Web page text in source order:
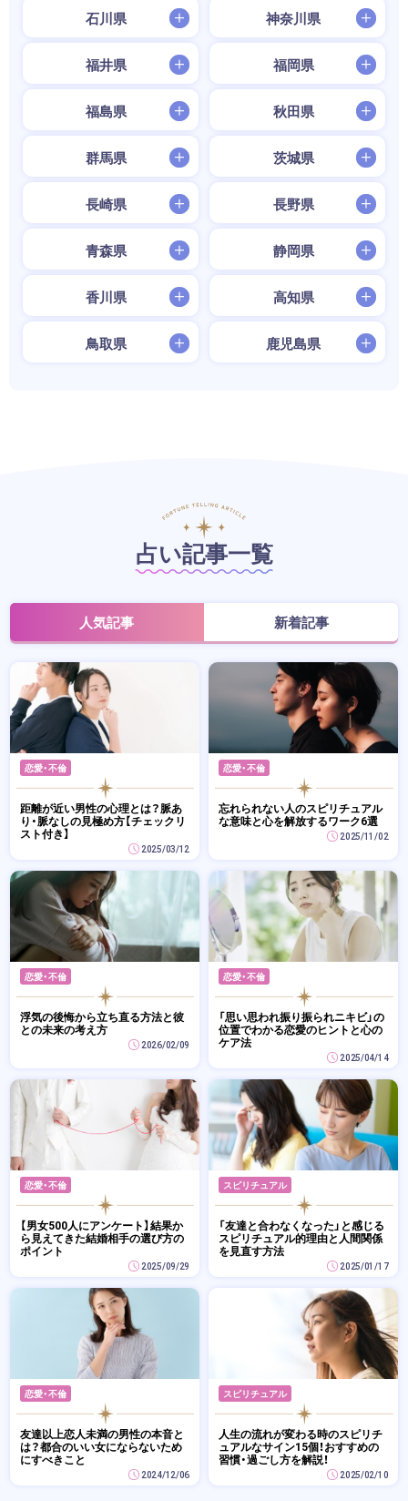
石川県 神奈川県
福井県 福岡県
福島県 秋田県
群馬県 茨城県
長崎県 長野県
青森県 静岡県
香川県 高知県
鳥取県 鹿児島県
占い記事一覧
人気記事 新着記事
恋愛・不倫
距離が近い男性の心理とは？脈あ
り・脈なしの見極め方【チェックリ
スト付き】
2025/03/12
恋愛・不倫
忘れられない人のスピリチュアル
な意味と心を解放するワーク6選
2025/11/02
恋愛・不倫
浮気の後悔から立ち直る方法と彼
との未来の考え方
2026/02/09
恋愛・不倫
「思い思われ振り振られニキビ」の
位置でわかる恋愛のヒントと心の
ケア法
2025/04/14
恋愛・不倫
【男女500人にアンケート】結果か
ら見えてきた結婚相手の選び方の
ポイント
2025/09/29
スピリチュアル
「友達と合わなくなった」と感じる
スピリチュアル的理由と人間関係
を見直す方法
2025/01/17
恋愛・不倫
友達以上恋人未満の男性の本音と
は？都合のいい女にならないため
にすべきこと
2024/12/06
スピリチュアル
人生の流れが変わる時のスピリチ
ュアルなサイン15個！おすすめの
習慣・過ごし方を解説！
2025/02/10